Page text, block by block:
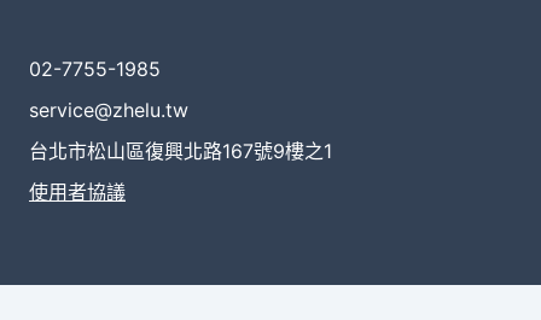
02-7755-1985
service@zhelu.tw
台北市松山區復興北路167號9樓之1
使用者協議